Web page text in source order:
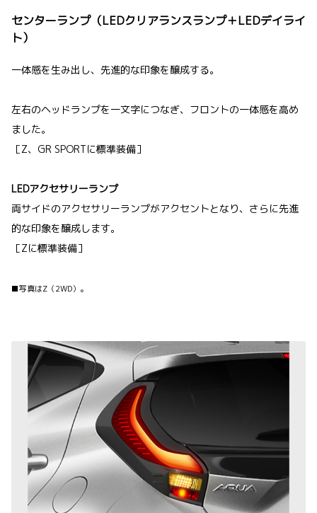
センターランプ（LEDクリアランスランプ＋LEDデイライ
ト）
一体感を生み出し、先進的な印象を醸成する。
左右のヘッドランプを一文字につなぎ、フロントの一体感を高め
ました。
［Z、GR SPORTに標準装備］
LEDアクセサリーランプ
両サイドのアクセサリーランプがアクセントとなり、さらに先進
的な印象を醸成します。
［Zに標準装備］
■写真はZ（2WD）。